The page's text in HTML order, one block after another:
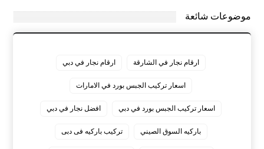
موضوعات شائعة
ارقام نجار في الشارقة ارقام نجار في دبي
اسعار تركيب الجبس بورد في الامارات
اسعار تركيب الجبس بورد في دبي افضل نجار في دبي
باركيه السوق الصيني تركيب باركيه فى دبى